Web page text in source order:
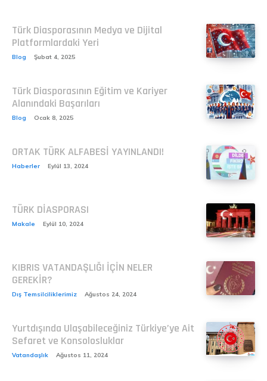
Türk Diasporasının Medya ve Dijital
Platformlardaki Yeri
Blog Şubat 4, 2025
Türk Diasporasının Eğitim ve Kariyer
Alanındaki Başarıları
Blog Ocak 8, 2025
ORTAK TÜRK ALFABESİ YAYINLANDI!
Haberler Eylül 13, 2024
TÜRK DİASPORASI
Makale Eylül 10, 2024
KIBRIS VATANDAŞLIĞI İÇİN NELER
GEREKİR?
Dış Temsilciliklerimiz Ağustos 24, 2024
Yurtdışında Ulaşabileceğiniz Türkiye’ye Ait
Sefaret ve Konsolosluklar
Vatandaşlık Ağustos 11, 2024